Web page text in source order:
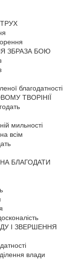
ЗБРАЗА БОЮ
благодатності
ТВОРІНІЇ
мильності
всім
БЛАГОДАТИ
І ЗВЕРШЕННЯ
влади